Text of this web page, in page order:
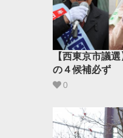
【西東京市議
の４候補必ず ​
0